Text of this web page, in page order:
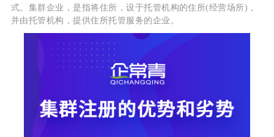
式。集群企业，是指将住所，设于托管机构的住所(经营场所)，
并由托管机构，提供住所托管服务的企业。